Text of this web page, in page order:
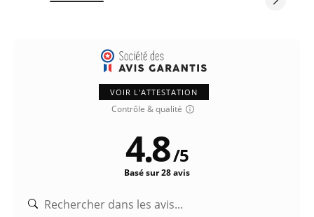
VOIR L'ATTESTATION
Contrôle & qualité
4.8/5
Basé sur 28 avis